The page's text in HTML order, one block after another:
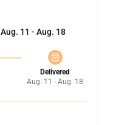
Aug. 11 - Aug. 18
Delivered
Aug. 11 - Aug. 18